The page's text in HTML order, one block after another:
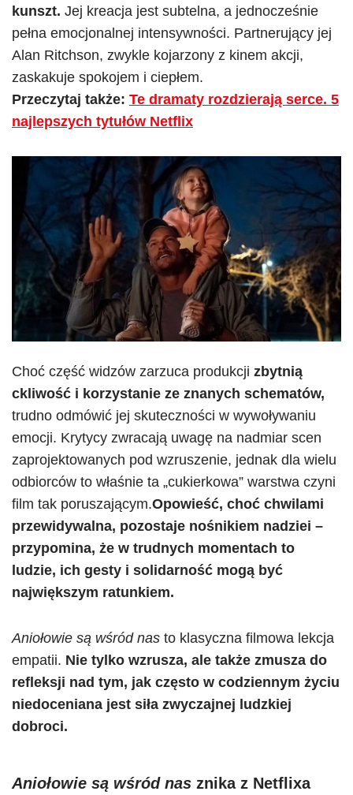
kunszt. Jej kreacja jest subtelna, a jednocześnie
pełna emocjonalnej intensywności. Partnerujący jej
Alan Ritchson, zwykle kojarzony z kinem akcji,
zaskakuje spokojem i ciepłem.
Przeczytaj także: Te dramaty rozdzierają serce. 5
najlepszych tytułów Netflix
Choć część widzów zarzuca produkcji zbytnią
ckliwość i korzystanie ze znanych schematów,
trudno odmówić jej skuteczności w wywoływaniu
emocji. Krytycy zwracają uwagę na nadmiar scen
zaprojektowanych pod wzruszenie, jednak dla wielu
odbiorców to właśnie ta „cukierkowa” warstwa czyni
film tak poruszającym.Opowieść, choć chwilami
przewidywalna, pozostaje nośnikiem nadziei –
przypomina, że w trudnych momentach to
ludzie, ich gesty i solidarność mogą być
największym ratunkiem.
Aniołowie są wśród nas to klasyczna filmowa lekcja
empatii. Nie tylko wzrusza, ale także zmusza do
refleksji nad tym, jak często w codziennym życiu
niedoceniana jest siła zwyczajnej ludzkiej
dobroci.
Aniołowie są wśród nas znika z Netflixa